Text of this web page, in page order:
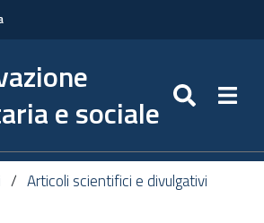
e sociale
Articoli scientifici e divulgativi